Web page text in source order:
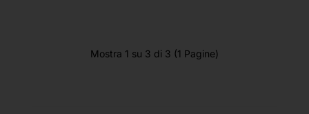
Mostra 1 su 3 di 3 (1 Pagine)